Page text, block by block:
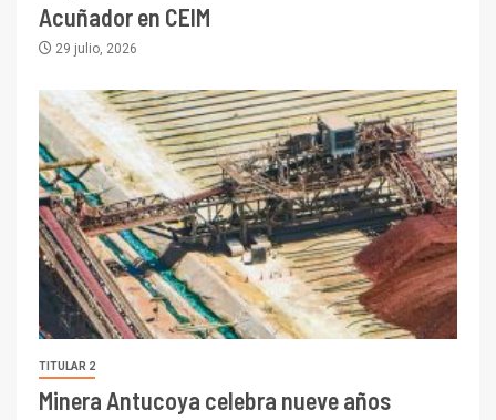
Acuñador en CEIM
29 julio, 2026
TITULAR 2
Minera Antucoya celebra nueve años